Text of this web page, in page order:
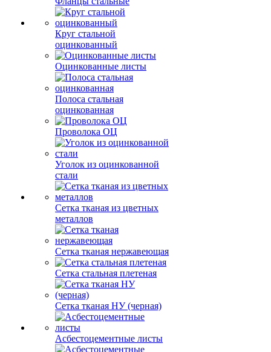
Круг стальной
оцинкованный
Оцинкованные листы
Полоса стальная
оцинкованная
Проволока ОЦ
Уголок из оцинкованной
стали
Сетка тканая из цветных
металлов
Сетка тканая нержавеющая
Сетка стальная плетеная
Сетка тканая НУ (черная)
Асбестоцементные листы